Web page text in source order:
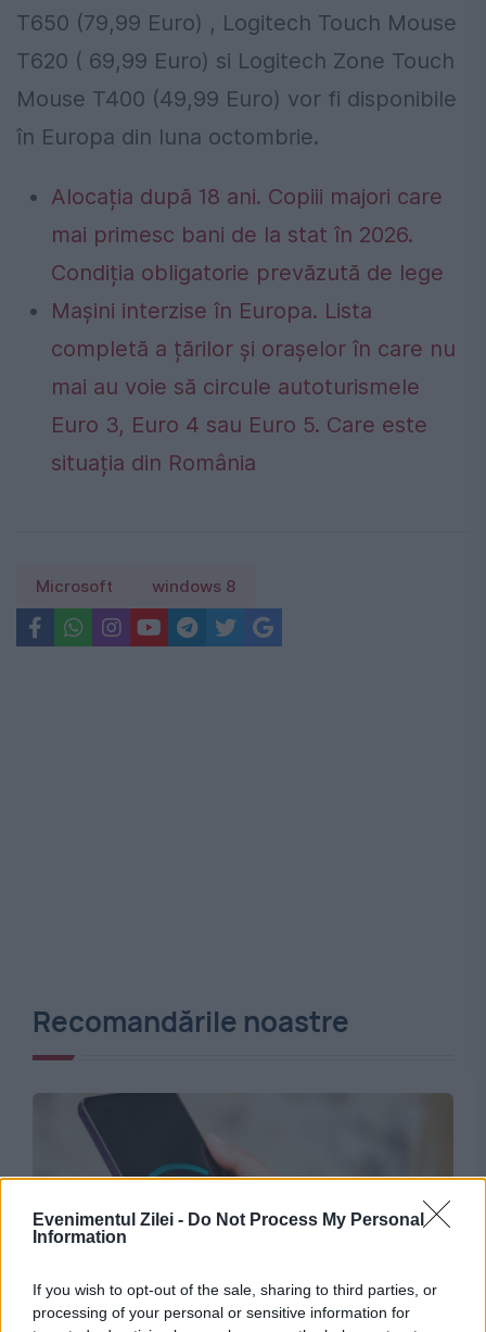
Evenimentul Zilei - Do Not Process My Personal
Information
If you wish to opt-out of the sale, sharing to third parties, or
processing of your personal or sensitive information for
T650 (79,99 Euro) , Logitech Touch Mouse
T620 ( 69,99 Euro) si Logitech Zone Touch
Mouse T400 (49,99 Euro) vor fi disponibile
în Europa din luna octombrie.
Alocația după 18 ani. Copiii majori care
mai primesc bani de la stat în 2026.
Condiția obligatorie prevăzută de lege
Mașini interzise în Europa. Lista
completă a țărilor și orașelor în care nu
mai au voie să circule autoturismele
Euro 3, Euro 4 sau Euro 5. Care este
situația din România
Microsoft windows 8
Recomandările noastre
SOCIAL